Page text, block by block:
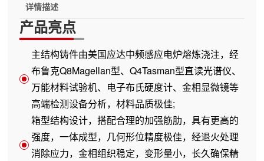
详情描述
产品亮点
主结构铸件由美国应达中频感应电炉熔炼浇注，经
布鲁克Q8Magellan型、Q4Tasman型直读光谱仪、
万能材料试验机、电子布氏硬度计、金相显微镜等
高端检测设备分析，材料品质极佳;
箱型结构设计，搭配合理的加强筋肋，具有更高的
强度，一体成型，几何形位精度极佳，经退火处理
消除应力，金相组织稳定，变形量小，长久确保精